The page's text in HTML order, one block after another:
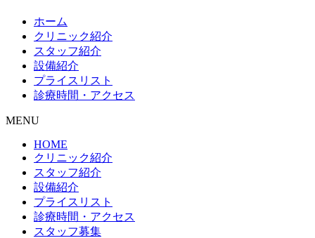
ホーム
クリニック紹介
スタッフ紹介
設備紹介
プライスリスト
診療時間・アクセス
MENU
HOME
クリニック紹介
スタッフ紹介
設備紹介
プライスリスト
診療時間・アクセス
スタッフ募集